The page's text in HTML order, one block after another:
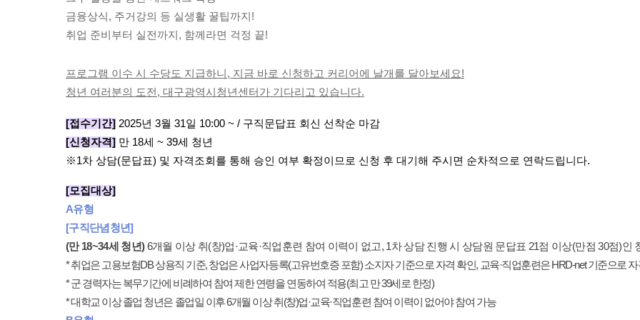
금융상식, 주거강의 등 실생활 꿀팁까지 !
취업 준비부터 실전까지 , 함께라면 걱정 끝!
프로그램 이수 시 수당도 지급하니 , 지금 바로 신청하고 커리어에 날개를 달아보세요!
청년 여러분의 도전 , 대구광역시청년센터가 기다리고 있습니다.
[접수기간] 2025년 3월 31일 10:00 ~ / 구직문답표 회신 선착순 마감
[신청자격] 만 18세 ~ 39세 청년
※1차 상담(문답표) 및 자격조회를 통해 승인 여부 확정이므로 신청 후 대기해 주시면 순차적으로 연락드립니다.
[모집대상]
A유형
[구직단념청년]
(만18~34세 청년) 6개월 이상 취 (창)업·교육·직업훈련 참여 이력이 없고, 1차 상담 진행 시 상담원 문답표 21점 이상(만점30점)인
*취업은 고용보험DB상용직 기준,창업은 사업자등록(고유번호증 포함)소지자 기준으로 자격 확인 , 교육·직업훈련은 HRD-net기준으로 자
*군 경력자는 복무기간에 비례하여 참여 제한 연령을 연동하여 적용(최고 만39세로 한정)
*대학교 이상 졸업 청년은 졸업일 이후6개월 이상 취 (창)업·교육·직업훈련 참여 이력이 없어야 참여 가능